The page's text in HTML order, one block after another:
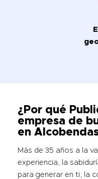
¿Por qué
empresa de
en
Más de 35 años a la
experiencia, la
para generar en ti, la